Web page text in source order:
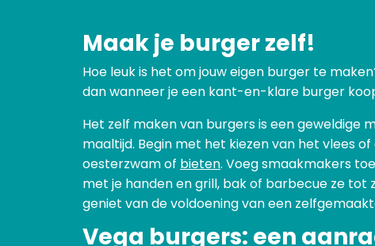
Maak je burger zelf!
Hoe leuk is het om jouw eigen burger te
dan wanneer je een kant-en-klare burger
Het zelf maken van burgers is een geweldige
maaltijd. Begin met het kiezen van het vlees
oesterzwam of bieten. Voeg smaakmakers
met je handen en grill, bak of barbecue ze tot
geniet van de voldoening van een
Vega burgers: een